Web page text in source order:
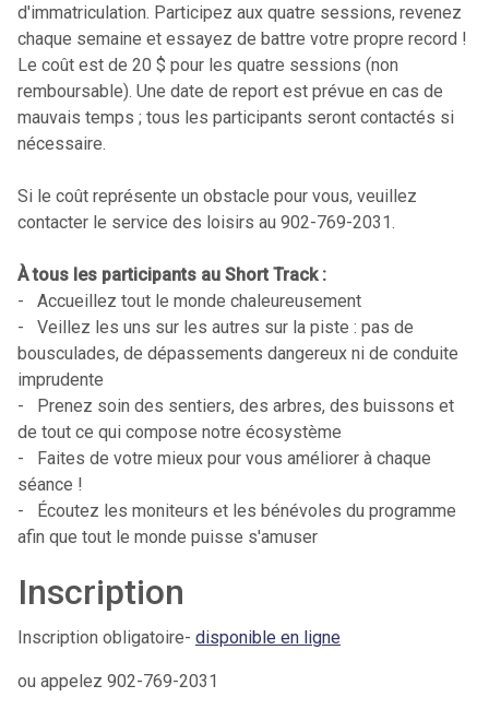
d'immatriculation. Participez aux quatre sessions, revenez
chaque semaine et essayez de battre votre propre record !
Le coût est de 20 $ pour les quatre sessions (non
remboursable). Une date de report est prévue en cas de
mauvais temps ; tous les participants seront contactés si
nécessaire.
Si le coût représente un obstacle pour vous, veuillez
contacter le service des loisirs au 902-769-2031.
À tous les participants au Short Track :
- Accueillez tout le monde chaleureusement
- Veillez les uns sur les autres sur la piste : pas de
bousculades, de dépassements dangereux ni de conduite
imprudente
- Prenez soin des sentiers, des arbres, des buissons et
de tout ce qui compose notre écosystème
- Faites de votre mieux pour vous améliorer à chaque
séance !
- Écoutez les moniteurs et les bénévoles du programme
afin que tout le monde puisse s'amuser
Inscription
Inscription obligatoire- disponible en ligne
ou appelez 902-769-2031